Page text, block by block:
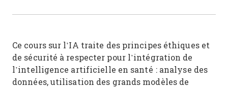
Ce cours sur l’IA traite des principes éthiques et
de sécurité à respecter pour l’intégration de
l’intelligence artificielle en santé : analyse des
données, utilisation des grands modèles de